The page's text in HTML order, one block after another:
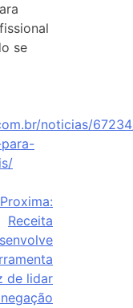
se
noticias/
Proxima:
Receita
de lidar